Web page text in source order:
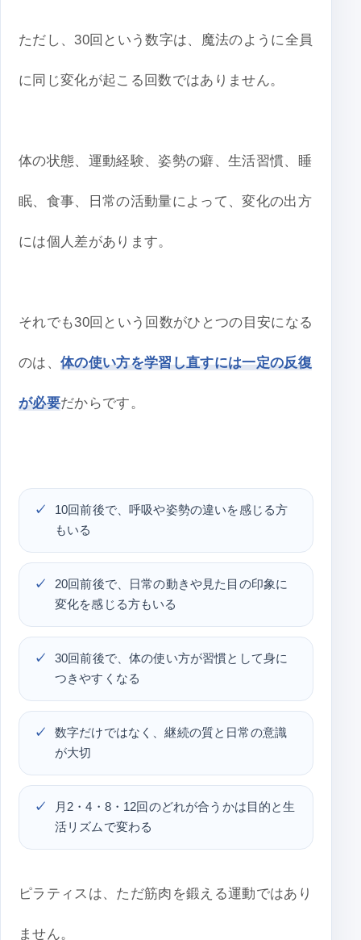
ただし、30回という数字は、魔法のように全員
に同じ変化が起こる回数ではありません。
体の状態、運動経験、姿勢の癖、生活習慣、睡
眠、食事、日常の活動量によって、変化の出方
には個人差があります。
それでも30回という回数がひとつの目安になる
のは、体の使い方を学習し直すには一定の反復
が必要だからです。
10回前後で、呼吸や姿勢の違いを感じる方
もいる
20回前後で、日常の動きや見た目の印象に
変化を感じる方もいる
30回前後で、体の使い方が習慣として身に
つきやすくなる
数字だけではなく、継続の質と日常の意識
が大切
月2・4・8・12回のどれが合うかは目的と生
活リズムで変わる
ピラティスは、ただ筋肉を鍛える運動ではあり
ません。